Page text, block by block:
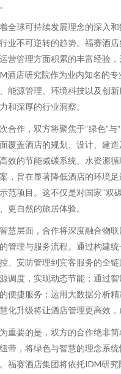
全球可持续发展理念的深入
业不可逆转的趋势。福赛酒
营管理方面积累的丰富经验
酒店研究院作为业内知名的
能源管理、环境科技以及创
和深厚的行业洞察。
合作，双方将聚焦于“绿色”
覆盖酒店的规划、设计、建
效的节能减碳系统、水资源
，旨在显著降低酒店的环境
范项目。这不仅是对国家“双
更自然的旅居体验。
慧层面，合作将深度融合物
管理与服务流程。通过构建
、安防管理到宾客服务的全
调度，实现动态节能；通过
便捷服务；运用大数据分析
化升级将让酒店管理更高效，
重要的是，双方的合作绝非
带，将绿色与智慧的理念系
福赛酒店集团将依托IDM研